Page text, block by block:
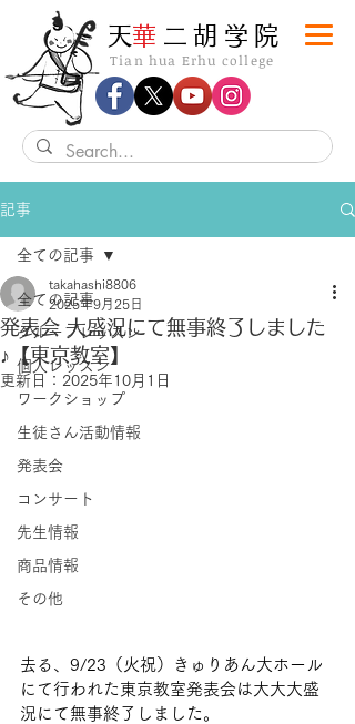
Tian hua Erhu college
​天華 二胡学院
記事
全ての記事
グループレッスン
個人レッスン
ワークショップ
生徒さん活動情報
発表会
コンサート
先生情報
商品情報
その他
全ての記事
発表会 大盛況にて無事終了しました
♪【東京教室】
takahashi8806
2025年9月25日
更新日： 2025年10月1日
去る、9/23（火祝）きゅりあん大ホール
にて行われた東京教室発表会は大大大盛
況にて無事終了しました。